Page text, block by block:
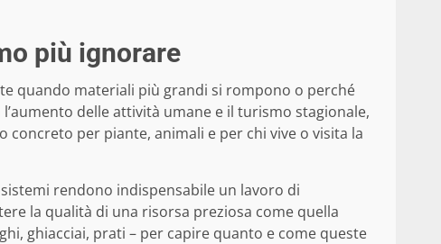
più ignorare
quando materiali più grandi si rompono o perché
delle attività umane e il turismo stagionale,
per piante, animali e per chi vive o visita la
rendono indispensabile un lavoro di
la qualità di una risorsa preziosa come quella
ghiacciai, prati – per capire quanto e come queste